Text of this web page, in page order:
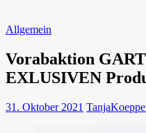
Allgemein
Vorabaktion
EXLUSIVEN
31. Oktober 2021